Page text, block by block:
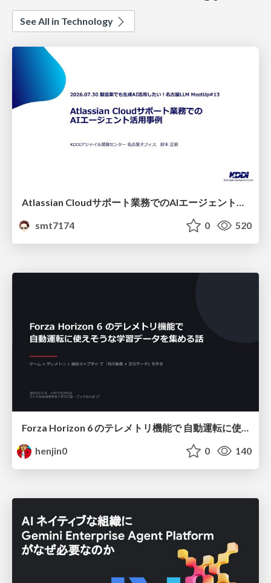
See All in Technology
smt7174
0 520
Forza Horizon 6 のテレメトリ機能で 自動運転に使えそうな学習データを集める話
henjin0
0 140